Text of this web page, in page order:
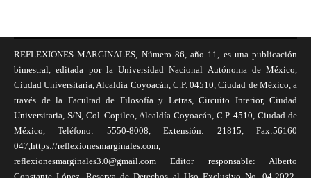
REFLEXIONES MARGINALES, Número 86, año 11, es una publicación
bimestral, editada por la Universidad Nacional Autónoma de México,
Ciudad Universitaria, Alcaldía Coyoacán, C.P. 04510, Ciudad de México, a
través de la Facultad de Filosofía y Letras, Circuito Interior, Ciudad
Universitaria, S/N, Col. Copilco, Alcaldía Coyoacán, C.P. 4510, Ciudad de
México, Teléfono: 5550-8008, Extensión: 21815, Fax:56160
047,https://reflexionesmarginales.com,
reflexionesmarginales3.0@gmail.com Editor responsable: Alberto